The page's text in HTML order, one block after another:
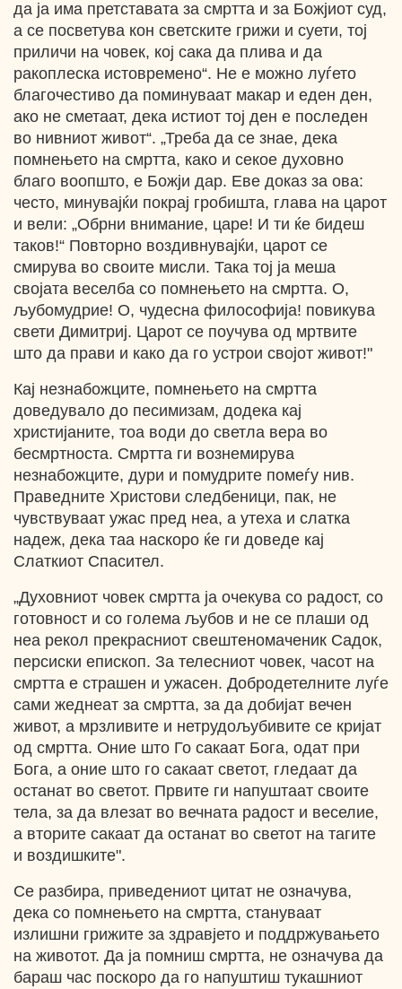
да ја има претставата за смртта и за Божјиот суд,
а се посветува кон светските грижи и суети, тој
приличи на човек, кој сака да плива и да
ракоплеска истовремено“. Не е можно луѓето
благочестиво да поминуваат макар и еден ден,
ако не сметаат, дека истиот тој ден е последен
во нивниот живот“. „Треба да се знае, дека
помнењето на смртта, како и секое духовно
благо воопшто, е Божји дар. Еве доказ за ова:
често, минувајќи покрај гробишта, глава на царот
и вели: „Обрни внимание, царе! И ти ќе бидеш
таков!“ Повторно воздивнувајќи, царот се
смирува во своите мисли. Така тој ја меша
својата веселба со помнењето на смртта. O,
љубомудрие! О, чудесна философија! повикува
свети Димитриј. Царот се поучува од мртвите
што да прави и како да го устрои својот живот!"
Кај незнабожците, помнењето на смртта
доведувало до песимизам, додека кај
христијаните, тоа води до светла вера во
бесмртноста. Смртта ги вознемирува
незнабожците, дури и помудрите помеѓу нив.
Праведните Христови следбеници, пак, не
чувствуваат ужас пред неа, а утеха и слатка
надеж, дека таа наскоро ќе ги доведе кај
Слаткиот Спасител.
„Духовниот човек смртта ја очекува со радост, со
готовност и со голема љубов и не се плаши од
неа рекол прекрасниот свештеномаченик Садок,
персиски епископ. За телесниот човек, часот на
смртта е страшен и ужасен. Добродетелните луѓе
сами жеднеат за смртта, за да добијат вечен
живот, а мрзливите и нетрудољубивите се кријат
од смртта. Оние што Го сакаат Бога, одат при
Бога, а оние што го сакаат светот, гледаат да
останат во светот. Првите ги напуштаат своите
тела, за да влезат во вечната радост и веселие,
а вторите сакаат да останат во светот на тагите
и воздишките".
Се разбира, приведениот цитат не означува,
дека со помнењето на смртта, стануваат
излишни грижите за здравјето и поддржувањето
на животот. Да ја помниш смртта, не означува да
бараш час поскоро да го напуштиш тукашниот